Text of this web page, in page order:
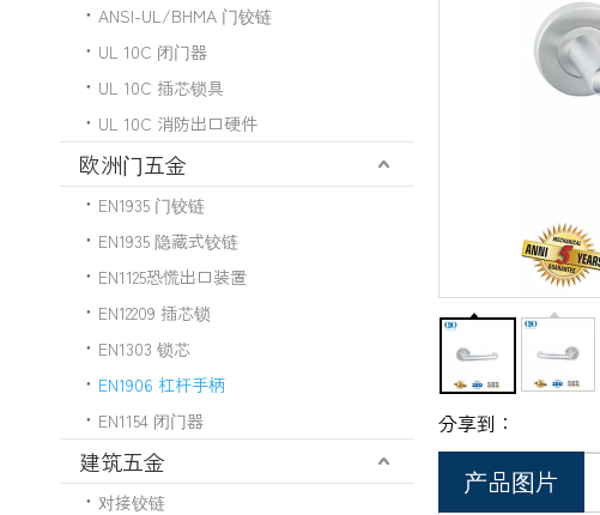
ANSI-UL/BHMA 门铰链
UL 10C 闭门器
UL 10C 插芯锁具
UL 10C 消防出口硬件
欧洲门五金
EN1935 门铰链
EN1935 隐藏式铰链
EN1125恐慌出口装置
EN12209 插芯锁
EN1303 锁芯
EN1906 杠杆手柄
EN1154 闭门器
建筑五金
对接铰链
分享到：
产品图片